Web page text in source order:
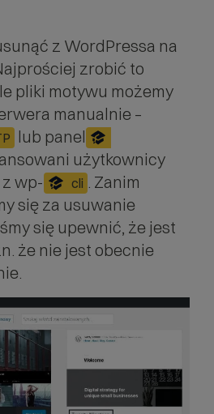
z WordPressa na
zrobić to
pliki motywu możemy
manualnie –
lub panel
użytkownicy
wp-
cli
. Zanim
się za usuwanie
się upewnić, że jest
że nie jest obecnie